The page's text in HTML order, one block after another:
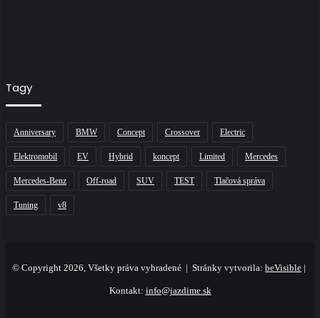
Tagy
Anniversary BMW Concept Crossover Electric
Elektromobil EV Hybrid koncept Limited Mercedes
Mercedes-Benz Off-road SUV TEST Tlačová správa
Tuning v8
© Copyright 2026, Všetky práva vyhradené | Stránky vytvorila: beVisible |
Kontakt: info@jazdime.sk